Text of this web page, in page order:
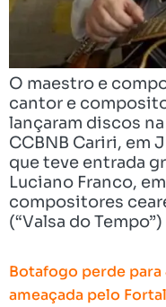
O maestro e
cantor e
lançaram discos
CCBNB Cariri, em
que teve entrada
Luciano Franco,
compositores
(“Valsa do
Botafogo perde
ameaçada pelo